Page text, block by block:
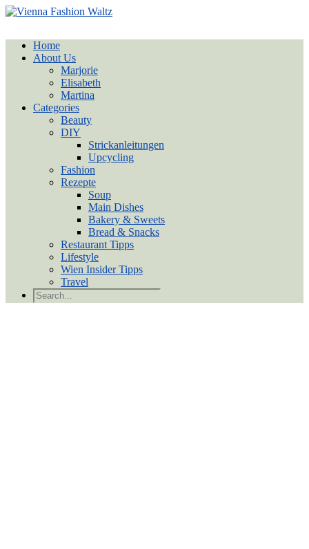
Home
About Us
Marjorie
Elisabeth
Martina
Categories
Beauty
DIY
Strickanleitungen
Upcycling
Fashion
Rezepte
Soup
Main Dishes
Bakery & Sweets
Bread & Snacks
Restaurant Tipps
Lifestyle
Wien Insider Tipps
Travel